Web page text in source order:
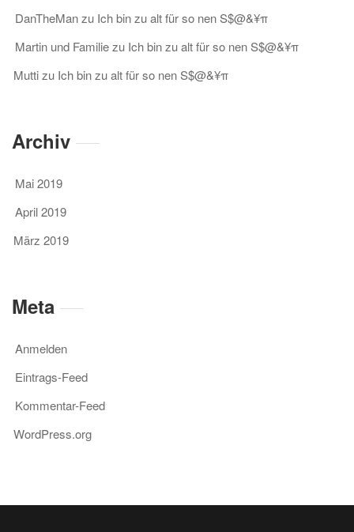
DanTheManzu Ich bin zu alt für so nen S$@&¥π
Martin und Familiezu Ich bin zu alt für so nen S$@&¥π
Muttizu Ich bin zu alt für so nen S$@&¥π
Archiv
Mai 2019
April 2019
März 2019
Meta
Anmelden
Eintrags-Feed
Kommentar-Feed
WordPress.org